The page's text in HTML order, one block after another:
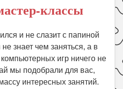
классы
и не слазит с папиной
знает чем заняться, а в
игр ничего не
мы подобрали для вас,
интересных занятий.